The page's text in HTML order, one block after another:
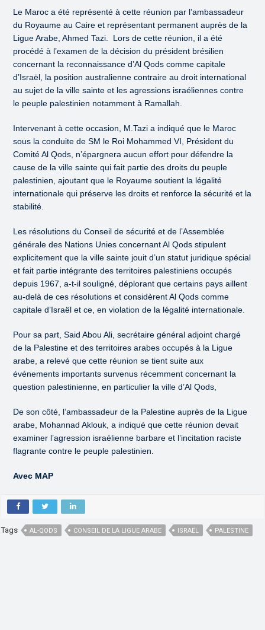
Le Maroc a été représenté à cette réunion par l’ambassadeur
du Royaume au Caire et représentant permanent auprès de la
Ligue Arabe, Ahmed Tazi. Lors de cette réunion, il a été
procédé à l’examen de la décision du président brésilien
concernant la reconnaissance d’Al Qods comme capitale
d’Israël, la position australienne contraire au droit international
au sujet de la ville sainte et les agressions israéliennes contre
le peuple palestinien notamment à Ramallah.
Intervenant à cette occasion, M.Tazi a indiqué que le Maroc
sous la conduite de SM le Roi Mohammed VI, Président du
Comité Al Qods, n’épargnera aucun effort pour défendre la
cause de la ville sainte qui fait partie des droits du peuple
palestinien, ajoutant que le Royaume soutient la légalité
internationale qui préserve les droits et renforce la sécurité et la
stabilité.
Les résolutions du Conseil de sécurité et de l’Assemblée
générale des Nations Unies concernant Al Qods stipulent
explicitement que la ville sainte jouit d’un statut juridique spécial
et fait partie intégrante des territoires palestiniens occupés
depuis 1967, a-t-il souligné, déplorant que certains pays aillent
au-delà de ces résolutions et considèrent Al Qods comme
capitale d’Israël et ce, en violation de la légalité internationale.
Pour sa part, Said Abou Ali, secrétaire général adjoint chargé
de la Palestine et des territoires arabes occupés à la Ligue
arabe, a relevé que cette réunion se tient suite aux
événements importants survenus récemment concernant la
question palestinienne, en particulier la ville d’Al Qods,
De son côté, l’ambassadeur de la Palestine auprès de la Ligue
arabe, Mohannad Aklouk, a indiqué que cette réunion devait
examiner l’agression israélienne barbare et l’incitation raciste
flagrante contre le peuple palestinien.
Avec MAP
Tags AL-QODS CONSEIL DE LA LIGUE ARABE ISRAËL PALESTINE